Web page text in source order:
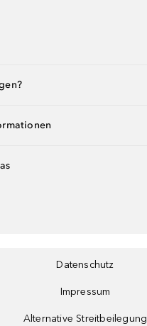
Datenschutz
Impressum
Alternative Streitbeilegung